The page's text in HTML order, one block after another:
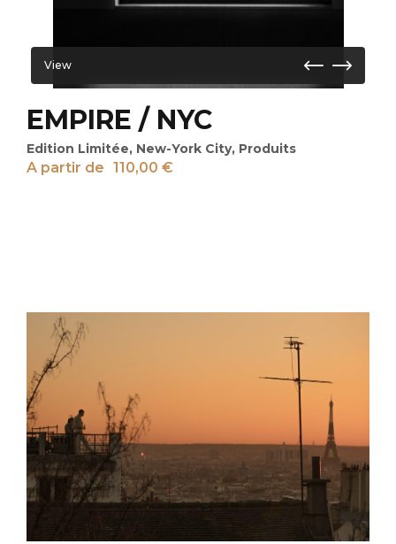
View
EMPIRE / NYC
Edition Limitée, New-York City, Produits
A partir de 110,00 €